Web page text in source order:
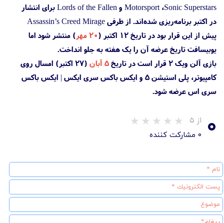
Motorsport ،Sonic Superstars و Lords of the Fallen برای انتشار
در اکتبر برنامه‌ریزی شده‌اند. از طرفی Assassin’s Creed Mirage
پیش از این قرار بود در تاریخ ۱۲ اکتبر (
۲۰ مهر
) منتشر شود اما
یوبیسافت تاریخ عرضه آن را یک هفته به جلو انداخت.
بازی آلن ویک 2 قرار است در تاریخ
۵ آبان
(۲۷ اکتبر) امسال روی
کامپیوتر، پلی استیشن 5 و ایکس باکس سری ایکس | ایکس باکس
سری اس عرضه شود.
۰ از ۵
۰ مشارکت کننده